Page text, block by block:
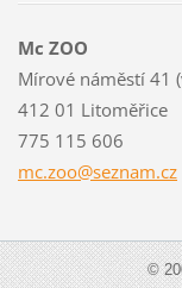
Mc ZOO
Mírové náměstí 41
412 01 Litoměřice
775 115 606
mc.zoo@seznam.cz
©